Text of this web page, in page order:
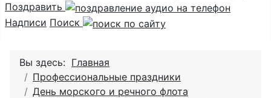
Поздравить
Надписи Поиск
Вы здесь: Главная
Профессиональные праздники
День морского и речного флота